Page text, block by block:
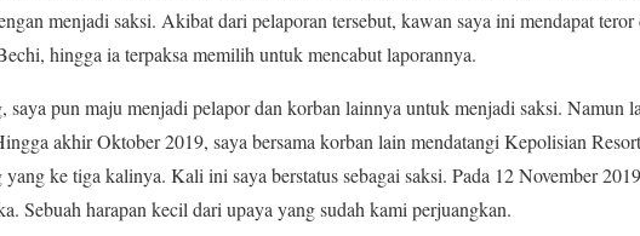
menjadi saksi. Akibat dari pelaporan tersebut, kawan saya ini mendapat
hingga ia terpaksa memilih untuk mencabut laporannya.
saya pun maju menjadi pelapor dan korban lainnya untuk menjadi saksi. Namun
akhir Oktober 2019, saya bersama korban lain mendatangi Kepolisian
yang ke tiga kalinya. Kali ini saya berstatus sebagai saksi. Pada 12 November
Sebuah harapan kecil dari upaya yang sudah kami perjuangkan.